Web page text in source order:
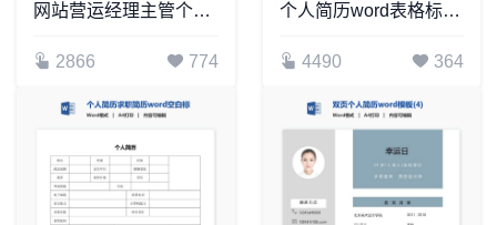
网站营运经理主管个人简历Word模板(2)
2866 774
个人简历word表格标准单页(3)
4490 364